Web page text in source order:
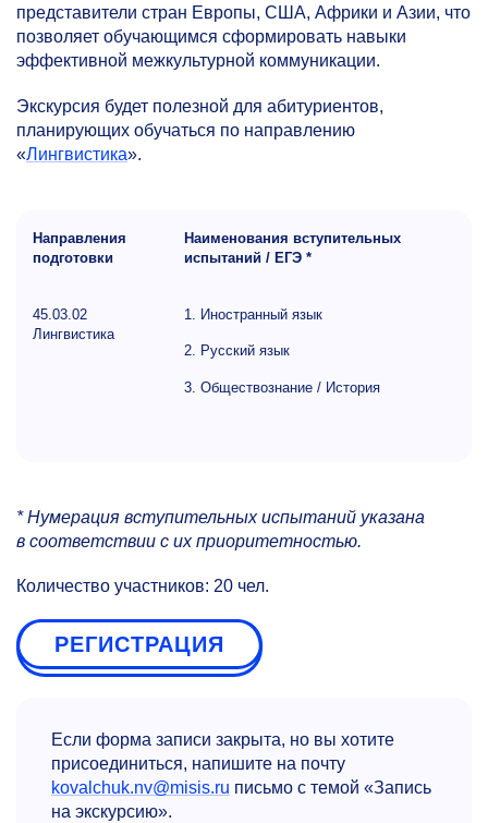
представители стран Европы, США, Африки и Азии, что
позволяет обучающимся сформировать навыки
эффективной межкультурной коммуникации.
Экскурсия будет полезной для абитуриентов,
планирующих обучаться по направлению
«Лингвистика».
Направления
подготовки
Наименования вступительных
испытаний / ЕГЭ *
45.03.02
Лингвистика
1. Иностранный язык
2. Русский язык
3. Обществознание / История
* Нумерация вступительных испытаний указана
в соответствии с их приоритетностью.
Количество участников: 20 чел.
РЕГИСТРАЦИЯ
Если форма записи закрыта, но вы хотите
присоединиться, напишите на почту
kovalchuk.nv@misis.ru письмо с темой «Запись
на экскурсию».